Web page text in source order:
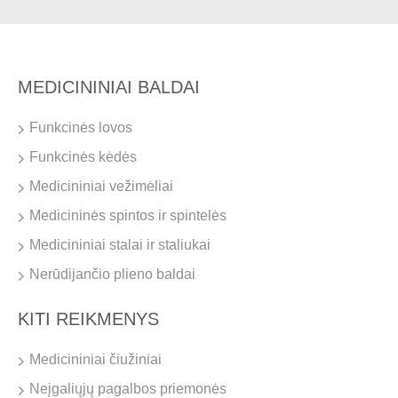
MEDICININIAI BALDAI
Funkcinės lovos
Funkcinės kėdės
Medicininiai vežimėliai
Medicininės spintos ir spintelės
Medicininiai stalai ir staliukai
Nerūdijančio plieno baldai
KITI REIKMENYS
Medicininiai čiužiniai
Neįgaliųjų pagalbos priemonės